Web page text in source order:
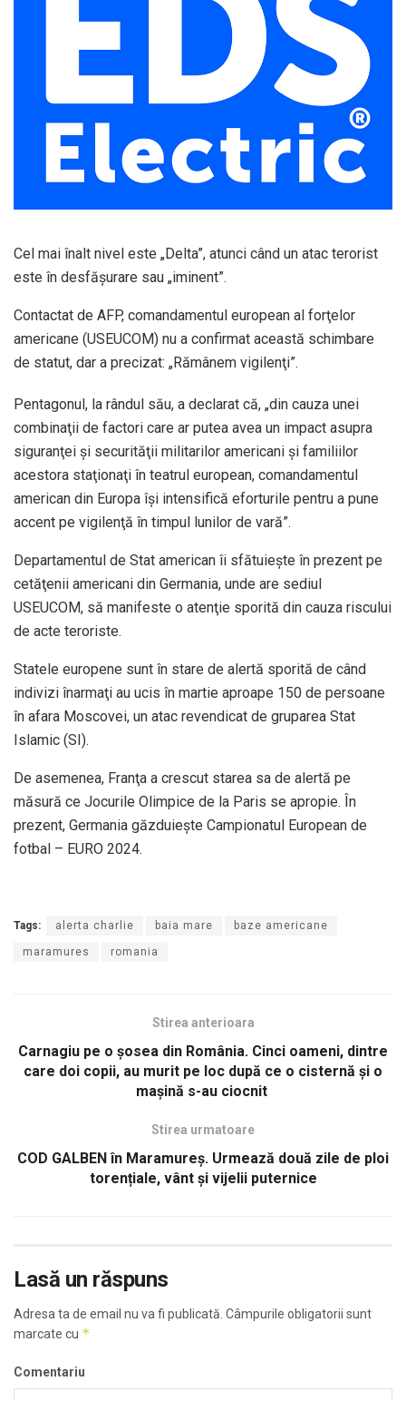
Cel mai înalt nivel este „Delta”, atunci când un atac terorist
este în desfăşurare sau „iminent”.
Contactat de AFP, comandamentul european al forţelor
americane (USEUCOM) nu a confirmat această schimbare
de statut, dar a precizat: „Rămânem vigilenţi”.
Pentagonul, la rândul său, a declarat că, „din cauza unei
combinaţii de factori care ar putea avea un impact asupra
siguranţei şi securităţii militarilor americani şi familiilor
acestora staţionaţi în teatrul european, comandamentul
american din Europa îşi intensifică eforturile pentru a pune
accent pe vigilenţă în timpul lunilor de vară”.
Departamentul de Stat american îi sfătuieşte în prezent pe
cetăţenii americani din Germania, unde are sediul
USEUCOM, să manifeste o atenţie sporită din cauza riscului
de acte teroriste.
Statele europene sunt în stare de alertă sporită de când
indivizi înarmaţi au ucis în martie aproape 150 de persoane
în afara Moscovei, un atac revendicat de gruparea Stat
Islamic (SI).
De asemenea, Franţa a crescut starea sa de alertă pe
măsură ce Jocurile Olimpice de la Paris se apropie. În
prezent, Germania găzduieşte Campionatul European de
fotbal – EURO 2024.
Tags: alerta charlie baia mare baze americane
maramures romania
Stirea anterioara
Carnagiu pe o şosea din România. Cinci oameni, dintre
care doi copii, au murit pe loc după ce o cisternă și o
mașină s-au ciocnit
Stirea urmatoare
COD GALBEN în Maramureş. Urmează două zile de ploi
torențiale, vânt și vijelii puternice
Lasă un răspuns
Adresa ta de email nu va fi publicată. Câmpurile obligatorii sunt
marcate cu *
Comentariu